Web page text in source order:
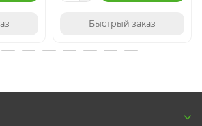
Быстрый заказ